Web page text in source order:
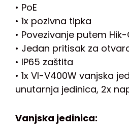
• PoE
• 1x pozivna tipka
• Povezivanje putem
• Jedan pritisak za
• IP65 zaštita
• 1x VI-V400W vanjska
unutarnja jedinica, 2x
Vanjska jedinica: